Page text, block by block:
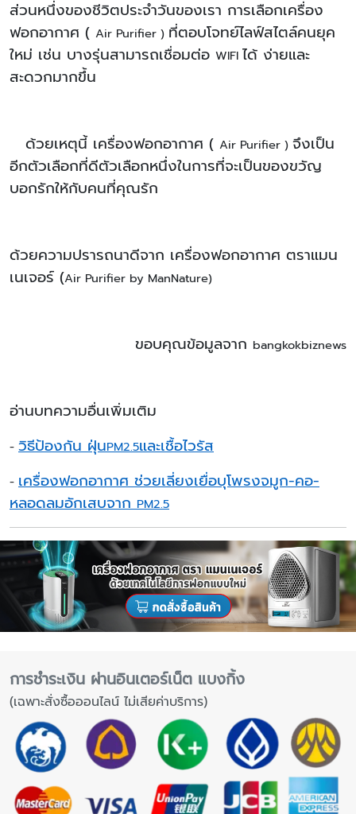
ส่วนหนึ่งของชีวิตประจำวันของเรา การเลือกเครื่อง
ฟอกอากาศ ( Air Purifier ) ที่ตอบโจทย์ไลฟ์สไตล์คนยุค
ใหม่ เช่น บางรุ่นสามารถเชื่อมต่อ WIFI ได้ ง่ายและ
สะดวกมากขึ้น
ด้วยเหตุนี้ เครื่องฟอกอากาศ ( Air Purifier ) จึงเป็น
อีกตัวเลือกที่ดีตัวเลือกหนึ่งในการที่จะเป็นของขวัญ
บอกรักให้กับคนที่คุณรัก
ด้วยความปรารถนาดีจาก เครื่องฟอกอากาศ ตราแมน
เนเจอร์ (Air Purifier by ManNature)
ขอบคุณข้อมูลจาก bangkokbiznews
อ่านบทความอื่นเพิ่มเติม
- วิธีป้องกัน ฝุ่นPM2.5และเชื้อไวรัส
- เครื่องฟอกอากาศ ช่วยเลี่ยงเยื่อบุโพรงจมูก-คอ-
หลอดลมอักเสบจากPM2.5
การชำระเงิน ผ่านอินเตอร์เน็ต แบงกิ้ง
(เฉพาะสั่งซื้อออนไลน์ ไม่เสียค่าบริการ)